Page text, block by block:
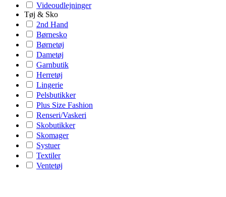
Videoudlejninger
Tøj & Sko
2nd Hand
Børnesko
Børnetøj
Dametøj
Garnbutik
Herretøj
Lingerie
Pelsbutikker
Plus Size Fashion
Renseri/Vaskeri
Skobutikker
Skomager
Systuer
Textiler
Ventetøj